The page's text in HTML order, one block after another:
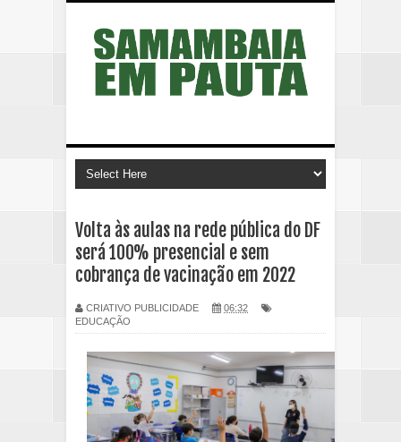
Volta às aulas na rede pública do DF
será 100% presencial e sem
cobrança de vacinação em 2022
CRIATIVO PUBLICIDADE
06:32
EDUCAÇÃO